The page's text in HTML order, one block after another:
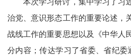
治党、意识形态工作的重要论述，
战线工作的重要思想以及《中华人
分内容；传达学习了省委、省纪委